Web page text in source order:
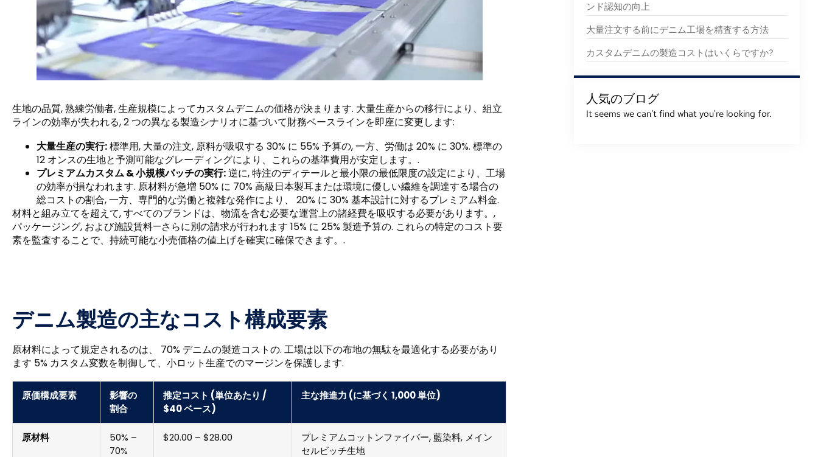
生地の品質, 熟練労働者, 生産規模によってカスタムデニムの価格が決まります. 大量生産からの移行により、組立
ラインの効率が失われる, 2 つの異なる製造シナリオに基づいて財務ベースラインを即座に変更します:
大量生産の実行:標準用, 大量の注文, 原料が吸収する 30% に 55% 予算の, 一方、労働は 20% に 30%. 標準の
12 オンスの生地と予測可能なグレーディングにより、これらの基準費用が安定します。.
プレミアムカスタム & 小規模バッチの実行:逆に, 特注のディテールと最小限の最低限度の設定により、工場
の効率が損なわれます. 原材料が急増 50% に 70% 高級日本製耳または環境に優しい繊維を調達する場合の
総コストの割合, 一方、専門的な労働と複雑な発作により、 20% に 30% 基本設計に対するプレミアム料金.
材料と組み立てを超えて, すべてのブランドは、物流を含む必要な運営上の諸経費を吸収する必要があります。,
パッケージング, および施設賃料—さらに別の請求が行われます 15% に 25% 製造予算の. これらの特定のコスト要
素を監査することで、持続可能な小売価格の値上げを確実に確保できます。.
デニム製造の主なコスト構成要素
原材料によって規定されるのは、 70% デニムの製造コストの. 工場は以下の布地の無駄を最適化する必要があり
ます 5% カスタム変数を制御して、小ロット生産でのマージンを保護します.
原価構成要素
影響の
割合
推定コスト (単位あたり /
$40 ベース)
主な推進力 (に基づく 1,000 単位)
原材料
50% –
70%
$20.00 – $28.00
プレミアムコットンファイバー, 藍染料, メイン
セルビッチ生地
ンド認知の向上
大量注文する前にデニム工場を精査する方法
カスタムデニムの製造コストはいくらですか?
人気のブログ
It seems we can't find what you're looking for.